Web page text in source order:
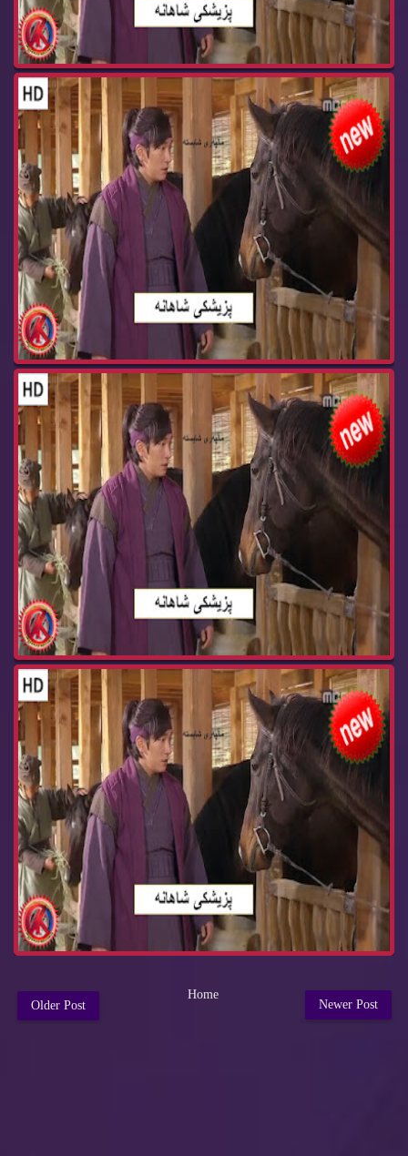
زنجیره‌ درامای پزیشكی شاهانه‌ ئه‌ڵقه‌ی 51 pzish...
زنجیره‌ درامای پزیشكی شاهانه‌ ئه‌ڵقه‌ی 50 pzish...
زنجیره‌ درامای پزیشكی شاهانه‌ ئه‌ڵقه‌ی 61 pzish...
Newer Post
Older Post
Home